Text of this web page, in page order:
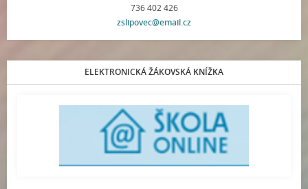
736 402 426
zslipovec@email.cz
ELEKTRONICKÁ ŽÁKOVSKÁ KNÍŽKA